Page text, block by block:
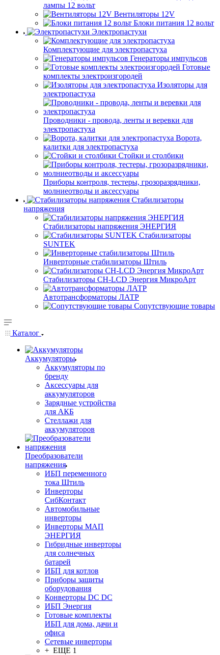
лампы 12 вольт
Вентиляторы 12V
Блоки питания 12 вольт
Электропастухи
Комплектующие для электропастуха
Генераторы импульсов
Готовые
комплекты электроизгородей
Изоляторы для
электропастуха
Проводники - провода, ленты и веревки для
электропастуха
Ворота,
калитки для электропастуха
Стойки и столбики
Приборы контроля, тестеры, грозоразрядники,
молниеотводы и аксессуары
Стабилизаторы
напряжения
Стабилизаторы напряжения ЭНЕРГИЯ
Стабилизаторы
SUNTEK
Инверторные стабилизаторы Штиль
Стабилизаторы СН-LCD Энepгия МикроАрт
Автотрансформаторы ЛАТР
Сопутствующие товары
Каталог
Аккумуляторы
Аккумуляторы по
бренду
Аксессуары для
аккумуляторов
Зарядные устройства
для АКБ
Стеллажи для
аккумуляторов
Преобразователи
напряжения
ИБП переменного
тока Штиль
Инверторы
СибКонтакт
Автомобильные
инверторы
Инверторы МАП
ЭНЕРГИЯ
Гибридные инверторы
для солнечных
батарей
ИБП для котлов
Приборы защиты
оборудования
Конверторы DC DC
ИБП Энергия
Готовые комплекты
ИБП для дома, дачи и
офиса
Сетевые инверторы
+ ЕЩЕ 1